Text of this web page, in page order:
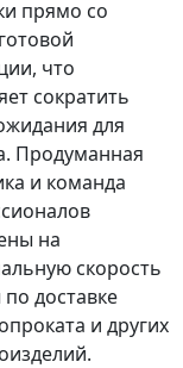
прямо со
что
сократить
для
Продуманная
и команда
на
скорость
доставке
и других